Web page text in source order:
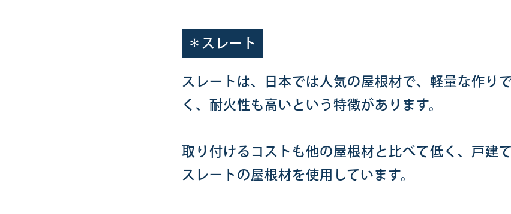
＊スレート
スレートは、日本では人気の屋根材で、軽量な作り
く、耐火性も高いという特徴があります。
取り付けるコストも他の屋根材と比べて低く、戸建
スレートの屋根材を使用しています。